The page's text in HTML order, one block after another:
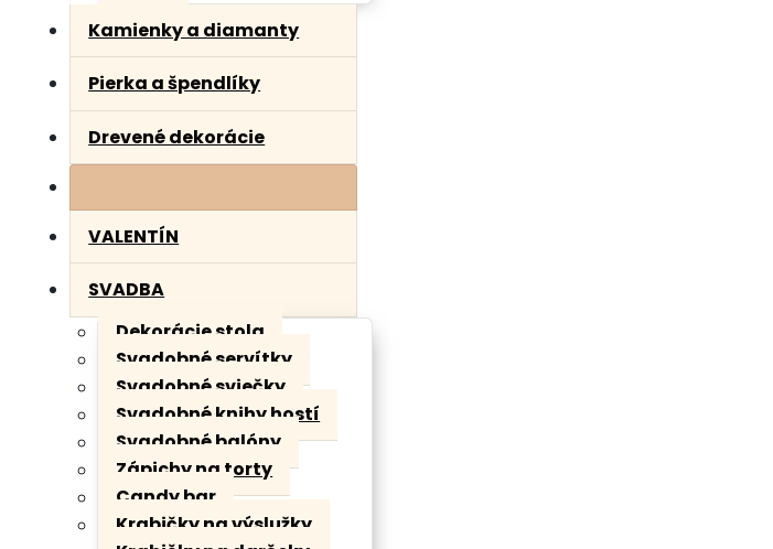
Kamienky a diamanty
Pierka a špendlíky
Drevené dekorácie
VALENTÍN
SVADBA
Dekorácie stola
Svadobné servítky
Svadobné sviečky
Svadobné knihy hostí
Svadobné balóny
Zápichy na torty
Candy bar
Krabičky na výslužky